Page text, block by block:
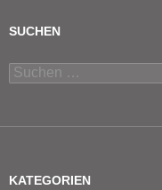
SUCHEN
Suchen
nach:
KATEGORIEN